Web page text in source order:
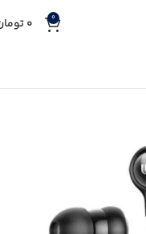
0
0